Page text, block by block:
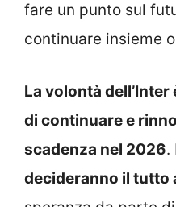
fare un punto sul
continuare insieme
La volontà
di continuare e
scadenza nel 2026.
decideranno il tutto